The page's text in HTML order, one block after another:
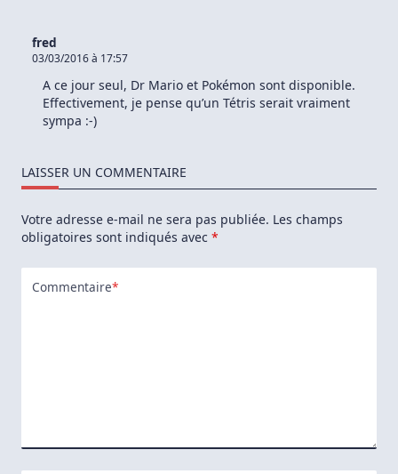
fred
03/03/2016 à 17:57
A ce jour seul, Dr Mario et Pokémon sont disponible.
Effectivement, je pense qu’un Tétris serait vraiment
sympa :-)
LAISSER UN COMMENTAIRE
Votre adresse e-mail ne sera pas publiée. Les champs
obligatoires sont indiqués avec *
Commentaire*